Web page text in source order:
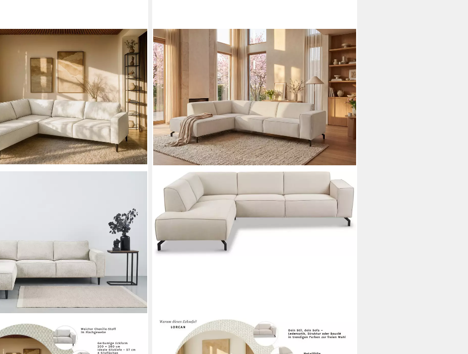
Lederoptik oder Soft-Touch Chenille,
Massivholzfüßen
HOME AFFAIRE
Ecksofa LORCAN mit Metallfüßen, Breite 275 cm, weiches
Sitzgefühl, Metallfüße, Lederoptik, Struktur, Bouclé